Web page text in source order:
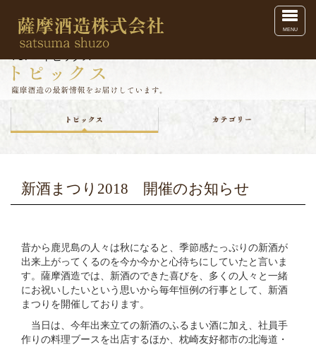
MENU
新酒まつり2018 開催のお知らせ
昔から鹿児島の人々は秋になると、季節感たっぷりの新酒が
出来上がってくるのを今か今かと心待ちにしていたと言いま
す。薩摩酒造では、新酒のできた喜びを、多くの人々と一緒
にお祝いしたいという思いから毎年恒例の行事として、新酒
まつりを開催しております。
当日は、今年出来立ての新酒のふるまい酒に加え、社員手
作りの料理ブースを出店するほか、枕崎友好都市の北海道・